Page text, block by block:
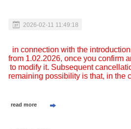
2026-02-11 11:49:18
in connection with the
from 1.02.2026, once you confirm
to modify it. Subsequent
remaining possibility is that, in the
read more